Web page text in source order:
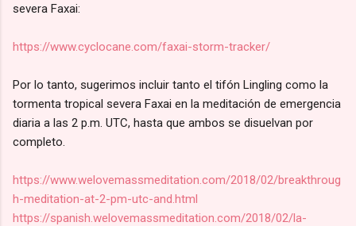
severa Faxai:
https://www.cyclocane.com/faxai-storm-tracker/
Por lo tanto, sugerimos incluir tanto el tifón Lingling como la
tormenta tropical severa Faxai en la meditación de emergencia
diaria a las 2 p.m. UTC, hasta que ambos se disuelvan por
completo.
https://www.welovemassmeditation.com/2018/02/breakthroug
h-meditation-at-2-pm-utc-and.html
https://spanish.welovemassmeditation.com/2018/02/la-